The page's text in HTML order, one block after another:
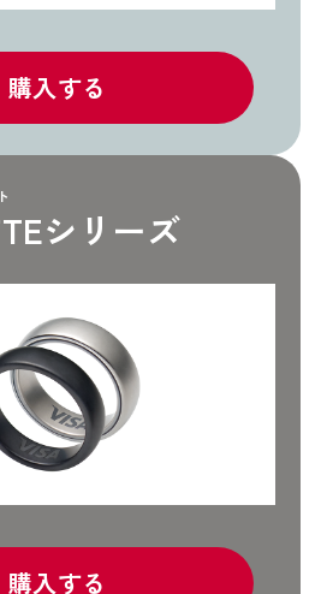
購入する
シリーズ
購入する